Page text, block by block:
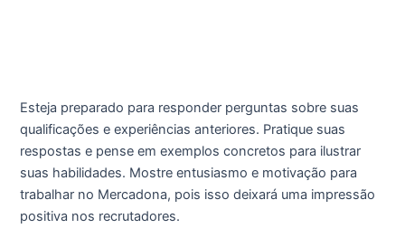
Esteja preparado para responder perguntas sobre suas
qualificações e experiências anteriores. Pratique suas
respostas e pense em exemplos concretos para ilustrar
suas habilidades. Mostre entusiasmo e motivação para
trabalhar no Mercadona, pois isso deixará uma impressão
positiva nos recrutadores.